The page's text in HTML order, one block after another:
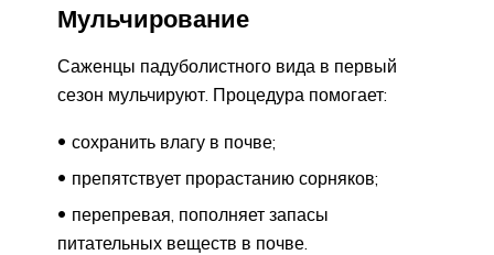
Мульчирование
Саженцы падуболистного вида в первый
сезон мульчируют. Процедура помогает:
сохранить влагу в почве;
препятствует прорастанию сорняков;
перепревая, пополняет запасы
питательных веществ в почве.